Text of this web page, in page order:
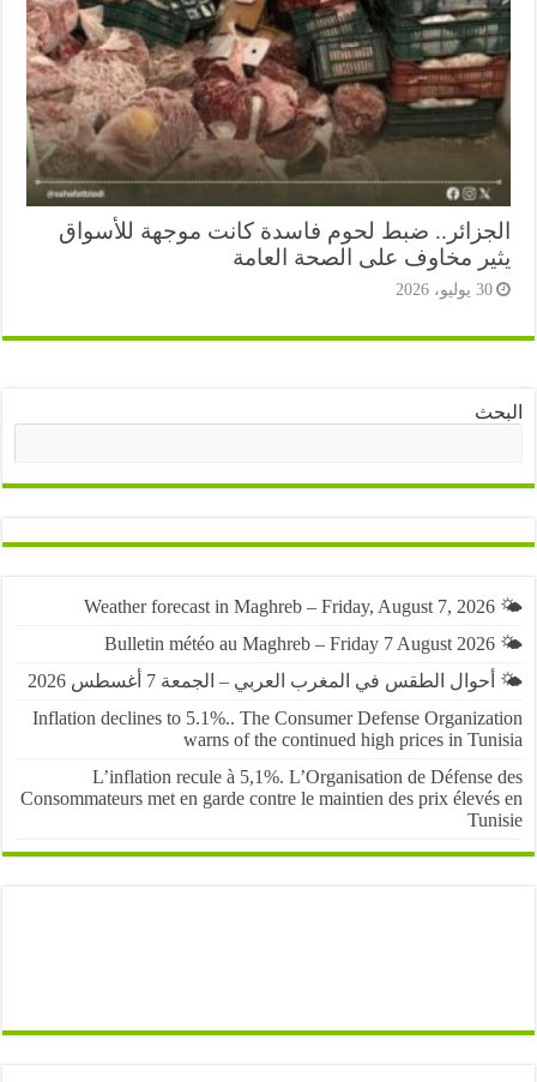
ضبط لحوم فاسدة كانت موجهة للأسواق
مخاوف على الصحة العامة
الطقس في المغرب العربي – الجمعة 7 أغسطس 2026
Inflation declines to 5.1%.. The Consumer Defense
warns of the continued high prices in
L’inflation recule à 5,1%. L’Organisation de
Consommateurs met en garde contre le maintien des prix